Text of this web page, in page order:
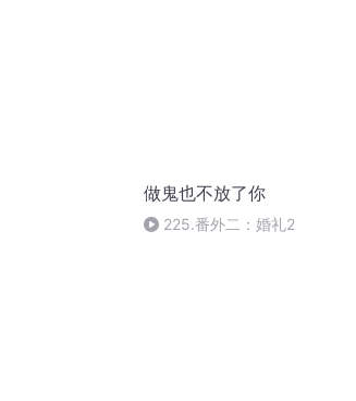
做鬼也不放了你
225.番外二：婚礼2